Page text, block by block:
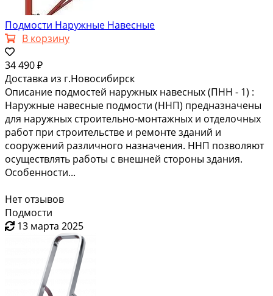
Подмости Наружные Навесные
В корзину
34 490 ₽
Доставка из г.Новосибирск
Описание подмостей наружных навесных (ПНН - 1) :
Наружные навесные подмости (ННП) предназначены
для наружных строительно-монтажных и отделочных
работ при строительстве и ремонте зданий и
сооружений различного назначения. ННП позволяют
осуществлять работы с внешней стороны здания.
Особенности...
Нет отзывов
Подмости
13 марта 2025